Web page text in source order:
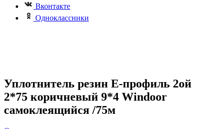
Вконтакте
Одноклассники
Уплотнитель резин E-профиль 2ой
2*75 коричневый 9*4 Windoor
самоклеящийся /75м